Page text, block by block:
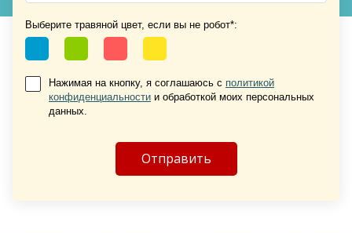
Хочу такую
Выберите травяной цвет, если вы не робот*:
Нажимая на кнопку, я соглашаюсь с политикой
конфиденциальности и обработкой моих персональных
данных.